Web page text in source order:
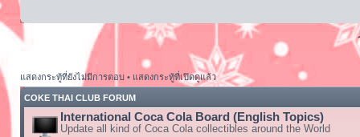
แสดงกระทู้ที่ยังไม่มีการตอบ• แสดงกระทู้ที่เปิดดูแล้ว
COKE THAI CLUB FORUM
International Coca Cola Board (English Topics)
Update all kind of Coca Cola collectibles around the World